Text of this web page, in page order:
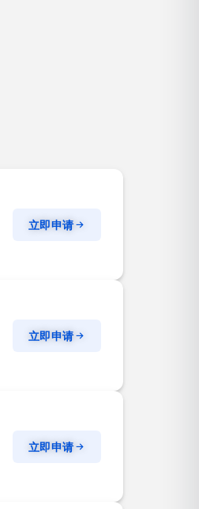
立即申请
立即申请
立即申请